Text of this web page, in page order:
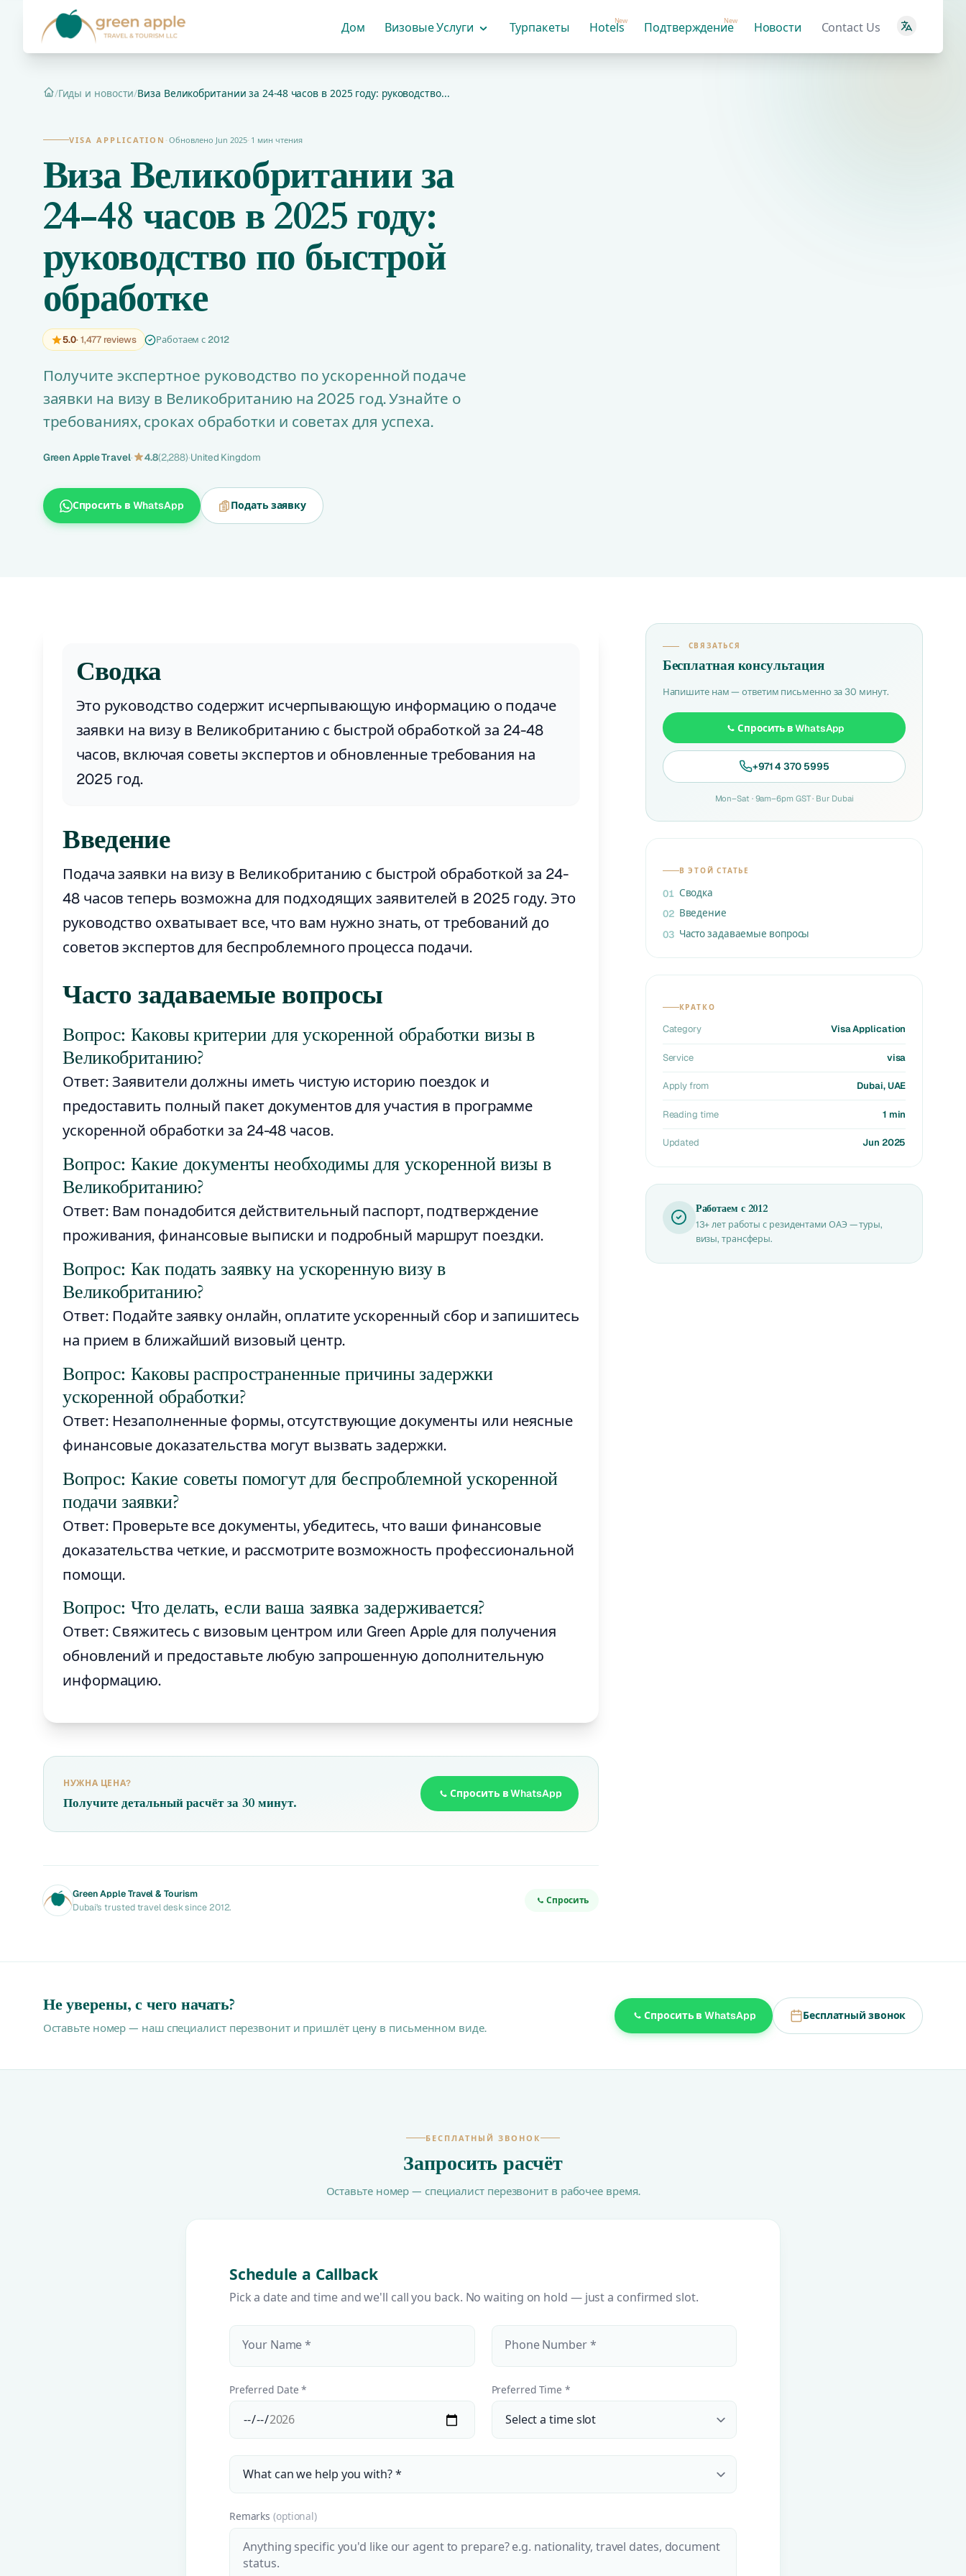
Дом Визовые Услуги Турпакеты Hotels
New Подтверждение
New Новости Contact Us
Главная
/Гиды и новости/Виза Великобритании за 24-48 часов в 2025 году: руководство...
VISA APPLICATION ·Обновлено Jun 2025· 1 мин чтения
Виза Великобритании за
24-48 часов в 2025 году:
руководство по быстрой
обработке
5.0· 1,477 reviews Работаем с 2012
Получите экспертное руководство по ускоренной подаче
заявки на визу в Великобританию на 2025 год. Узнайте о
требованиях, сроках обработки и советах для успеха.
Green Apple Travel· 4.8(2,288)·United Kingdom
Спросить в WhatsApp Подать заявку
Сводка
Это руководство содержит исчерпывающую информацию о подаче
заявки на визу в Великобританию с быстрой обработкой за 24-48
часов, включая советы экспертов и обновленные требования на
2025 год.
Введение
Подача заявки на визу в Великобританию с быстрой обработкой за 24-
48 часов теперь возможна для подходящих заявителей в 2025 году. Это
руководство охватывает все, что вам нужно знать, от требований до
советов экспертов для беспроблемного процесса подачи.
Часто задаваемые вопросы
Вопрос: Каковы критерии для ускоренной обработки визы в
Великобританию?
Ответ: Заявители должны иметь чистую историю поездок и
предоставить полный пакет документов для участия в программе
ускоренной обработки за 24-48 часов.
Вопрос: Какие документы необходимы для ускоренной визы в
Великобританию?
Ответ: Вам понадобится действительный паспорт, подтверждение
проживания, финансовые выписки и подробный маршрут поездки.
Вопрос: Как подать заявку на ускоренную визу в
Великобританию?
Ответ: Подайте заявку онлайн, оплатите ускоренный сбор и запишитесь
на прием в ближайший визовый центр.
Вопрос: Каковы распространенные причины задержки
ускоренной обработки?
Ответ: Незаполненные формы, отсутствующие документы или неясные
финансовые доказательства могут вызвать задержки.
Вопрос: Какие советы помогут для беспроблемной ускоренной
подачи заявки?
Ответ: Проверьте все документы, убедитесь, что ваши финансовые
доказательства четкие, и рассмотрите возможность профессиональной
помощи.
Вопрос: Что делать, если ваша заявка задерживается?
Ответ: Свяжитесь с визовым центром или Green Apple для получения
обновлений и предоставьте любую запрошенную дополнительную
информацию.
НУЖНА ЦЕНА?
Получите детальный расчёт за 30 минут.
Спросить в WhatsApp
Green Apple Travel & Tourism
Dubai's trusted travel desk since 2012.
Спросить
СВЯЗАТЬСЯ
Бесплатная консультация
Напишите нам — ответим письменно за 30 минут.
Спросить в WhatsApp
+971 4 370 5995
Mon–Sat · 9am–6pm GST · Bur Dubai
В ЭТОЙ СТАТЬЕ
01 Сводка
02 Введение
03 Часто задаваемые вопросы
КРАТКО
Category Visa Application
Service visa
Apply from Dubai, UAE
Reading time 1 min
Updated Jun 2025
Работаем с 2012
13+ лет работы с резидентами ОАЭ — туры,
визы, трансферы.
Не уверены, с чего начать?
Оставьте номер — наш специалист перезвонит и пришлёт цену в письменном виде.
Спросить в WhatsApp Бесплатный звонок
БЕСПЛАТНЫЙ ЗВОНОК
Запросить расчёт
Оставьте номер — специалист перезвонит в рабочее время.
Schedule a Callback
Pick a date and time and we'll call you back. No waiting on hold — just a confirmed slot.
Your Name * Phone Number *
Preferred Date * Preferred Time *
Remarks(optional)